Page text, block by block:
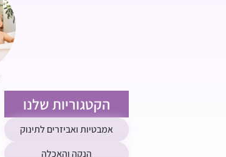
הקטגוריות שלנו
אמבטיות ואביזרים לתינוק
הנקה והאכלה